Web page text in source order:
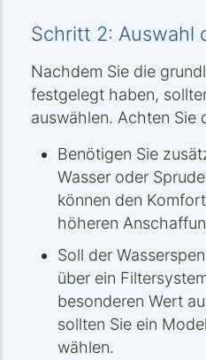
Schritt 2: Auswahl
Nachdem Sie die
festgelegt haben,
auswählen. Achten Sie
Benötigen Sie
Wasser oder
können den
höheren
Soll der
über ein
besonderen Wert
sollten Sie ein
wählen.